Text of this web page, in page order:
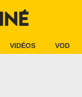
VIDÉOS VOD